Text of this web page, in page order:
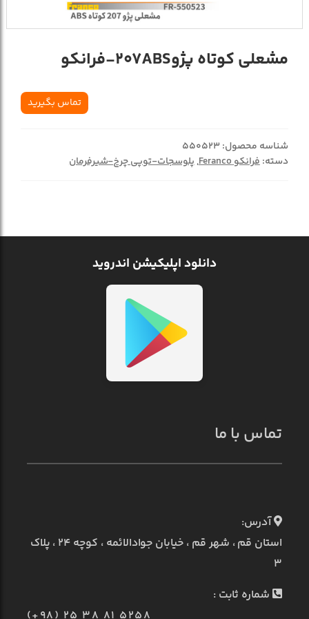
مشعلي کوتاه پژو207ABS-فرانکو
تماس بگیرید
شناسه محصول:550523
دسته:فرانکو Feranco ,پلوسجات-توپی چرخ-شیرفرمان
دانلود اپلیکیشن اندروید
تماس با ما
آدرس:
استان قم ، شهر قم ، خیابان جوادالائمه ، کوچه ۲۴ ، پلاک
۳
شماره ثابت :